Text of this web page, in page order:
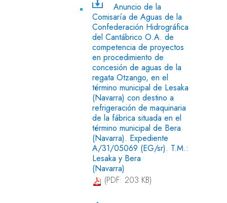
Anuncio de la
Comisaría de Aguas de la
Confederación Hidrográfica
del Cantábrico O.A. de
competencia de proyectos
en procedimiento de
concesión de aguas de la
regata Otzango, en el
término municipal de Lesaka
(Navarra) con destino a
refrigeración de maquinaria
de la fábrica situada en el
término municipal de Bera
(Navarra). Expediente
A/31/05069 (EG/sr). T.M.:
Lesaka y Bera
(Navarra)
(PDF: 203 KB)